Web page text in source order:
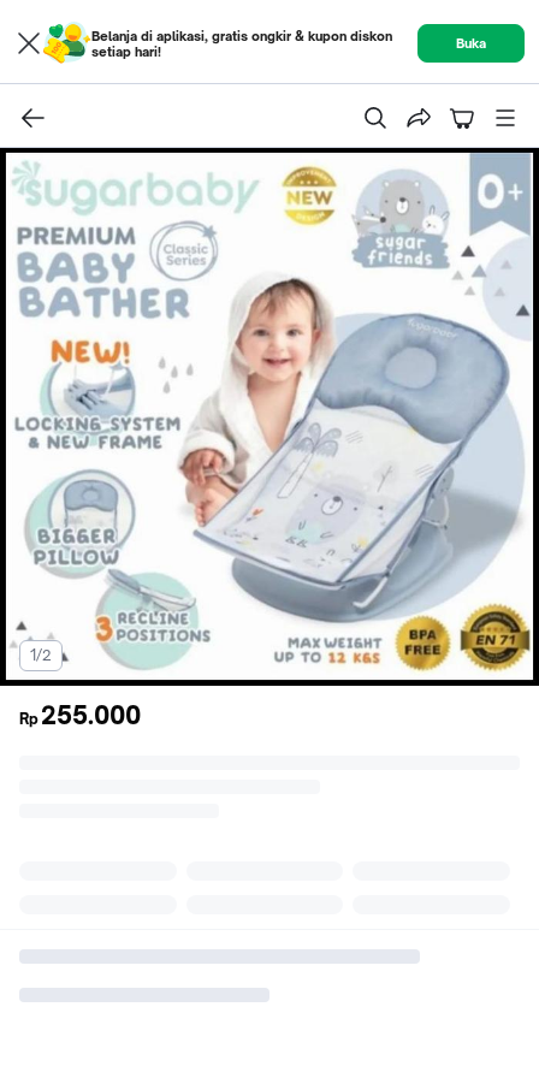
Belanja di aplikasi, gratis ongkir & kupon diskon
setiap hari!
Buka
1/2
Rp 255.000